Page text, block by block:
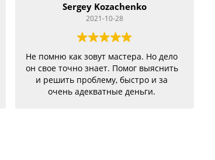
Sergey Kozachenko
2021-10-28
Не помню как зовут мастера. Но дело
он свое точно знает. Помог выяснить
и решить проблему, быстро и за
очень адекватные деньги.